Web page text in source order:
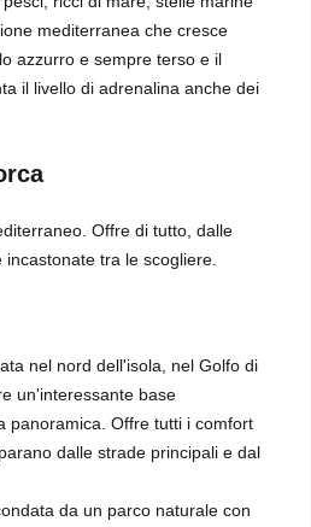
mediterranea che cresce
azzurro e sempre terso e il
il livello di adrenalina anche dei
Offre di tutto, dalle
tra le scogliere.
nel nord dell'isola, nel Golfo di
un'interessante base
panoramica. Offre tutti i comfort
dalle strade principali e dal
da un parco naturale con